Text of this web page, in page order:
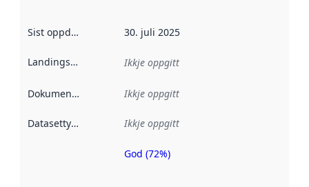
Sist oppdatert 30. juli 2025
Landingsside Ikkje oppgitt
Dokumentasjon Ikkje oppgitt
Datasettype Ikkje oppgitt
Metadatakvalitet
God (72%)